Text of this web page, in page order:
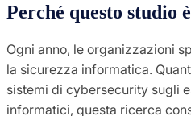
Perché questo studio
Ogni anno, le organizzazioni
la sicurezza informatica.
sistemi di cybersecurity sugli
informatici, questa ricerca